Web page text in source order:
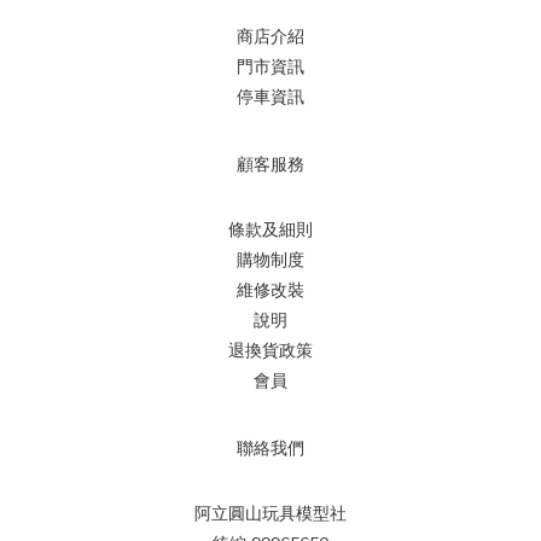
商店介紹
門市資訊
停車資訊
顧客服務
條款及細則
購物制度
維修改裝
說明
退換貨政策
會員
聯絡我們
阿立圓山玩具模型社